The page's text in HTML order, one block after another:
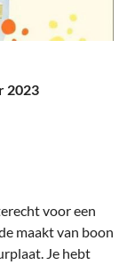
2023
voor een
maakt van boon
Je hebt